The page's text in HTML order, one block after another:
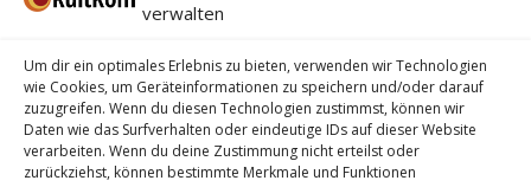
verwalten
Um dir ein optimales Erlebnis zu bieten, verwenden wir Technologien
wie Cookies, um Geräteinformationen zu speichern und/oder darauf
zuzugreifen. Wenn du diesen Technologien zustimmst, können wir
Daten wie das Surfverhalten oder eindeutige IDs auf dieser Website
verarbeiten. Wenn du deine Zustimmung nicht erteilst oder
zurückziehst, können bestimmte Merkmale und Funktionen